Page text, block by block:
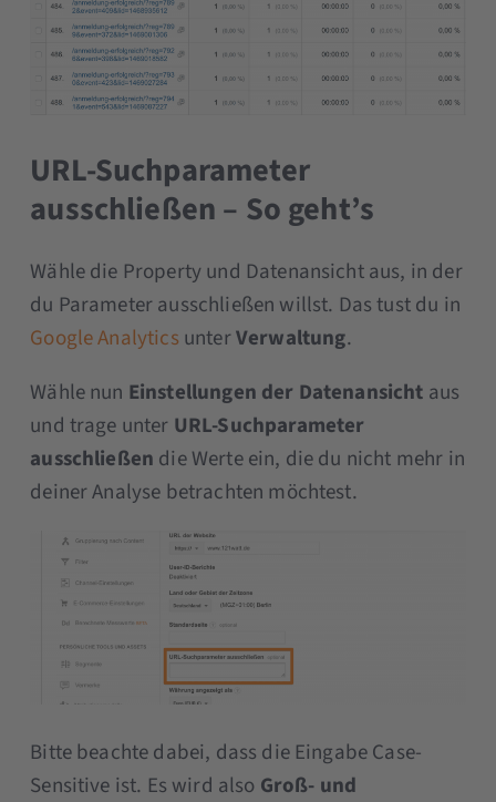
URL-Suchparameter
ausschließen – So geht’s
Wähle die Property und Datenansicht aus, in der
du Parameter ausschließen willst. Das tust du in
Google Analytics unterVerwaltung.
Wähle nun Einstellungen der Datenansicht aus
und trage unter URL-Suchparameter
ausschließen die Werte ein, die du nicht mehr in
deiner Analyse betrachten möchtest.
Bitte beachte dabei, dass die Eingabe Case-
Sensitive ist. Es wird also Groß- und